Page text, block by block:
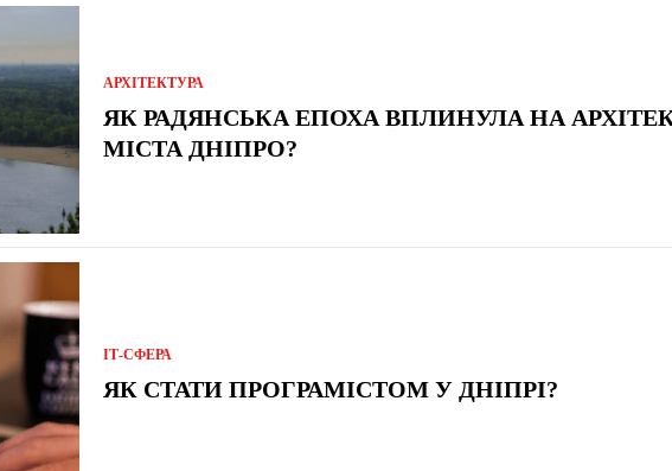
АРХІТЕКТУРА
ЯК РАДЯНСЬКА ЕПОХА ВПЛИНУЛА НА
МІСТА ДНІПРО?
ІТ-СФЕРА
ЯК СТАТИ ПРОГРАМІСТОМ У ДНІПРІ?